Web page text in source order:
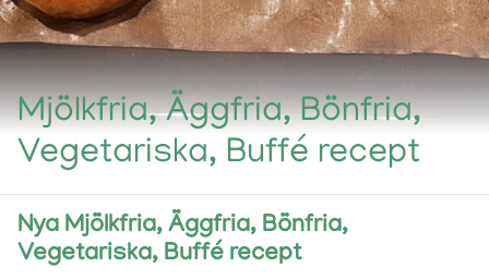
Mjölkfria, Äggfria, Bönfria,
Vegetariska, Buffé recept
Nya Mjölkfria, Äggfria, Bönfria,
Vegetariska, Buffé recept